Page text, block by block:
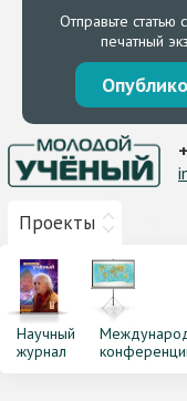
Отправьте статью
печатный
Проекты
Научный
журнал